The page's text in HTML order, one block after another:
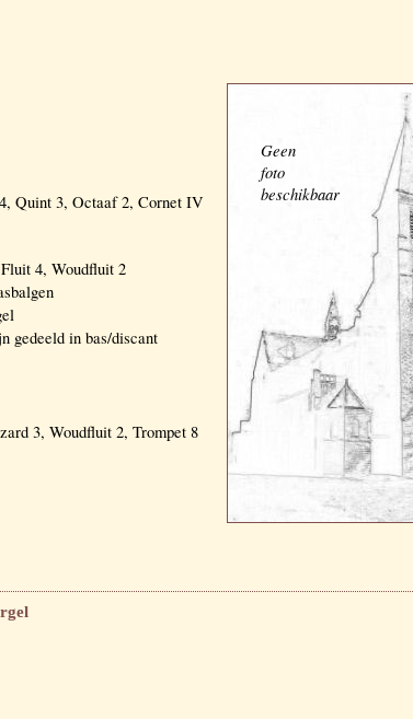
Quint 3, Octaaf 2, Cornet IV
4, Woudfluit 2
gedeeld in bas/discant
3, Woudfluit 2, Trompet 8
Geen
foto
beschikbaar